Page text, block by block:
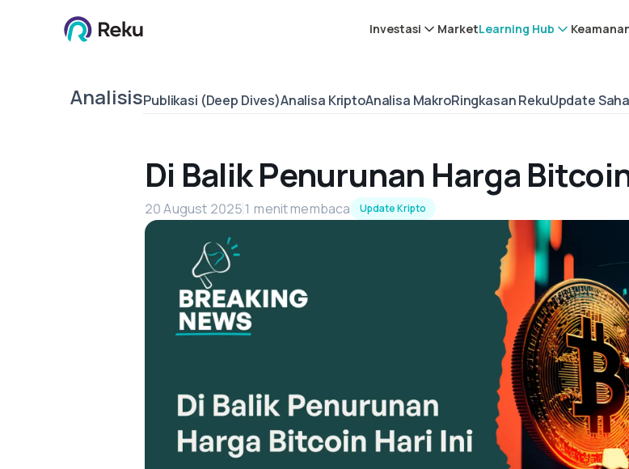
Investasi MarketLearning Hub
AnalisisPublikasi (Deep Dives)Analisa KriptoAnalisa MakroRingkasan RekuUpdate
Di Balik Penurunan Harga
20 August 20251 menit membaca Update Kripto